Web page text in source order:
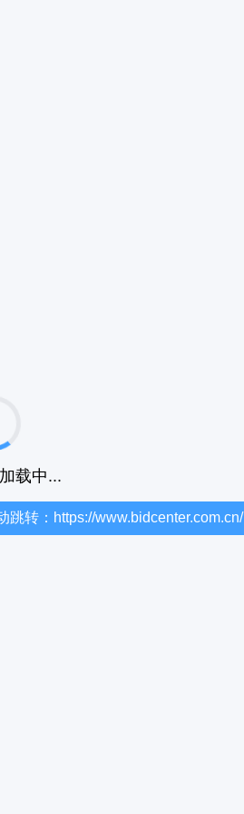
载中...
跳转：https://www.bidcenter.com.cn/